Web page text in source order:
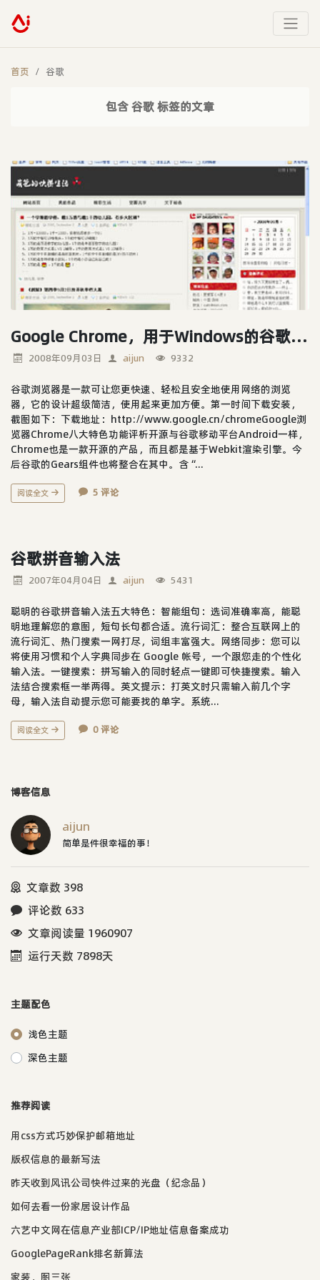
首页 谷歌
包含 谷歌 标签的文章
Google Chrome，用于Windows的谷歌浏览器
2008年09月03日 aijun 9332
谷歌浏览器是一款可让您更快速、轻松且安全地使用网络的浏览
器，它的设计超级简洁，使用起来更加方便。第一时间下载安装，
截图如下：下载地址：http://www.google.cn/chromeGoogle浏
览器Chrome八大特色功能评析开源与谷歌移动平台Android一样，
Chrome也是一款开源的产品，而且都是基于Webkit渲染引擎。今
后谷歌的Gears组件也将整合在其中。含“...
阅读全文 5 评论
谷歌拼音输入法
2007年04月04日 aijun 5431
聪明的谷歌拼音输入法五大特色：智能组句：选词准确率高，能聪
明地理解您的意图，短句长句都合适。流行词汇：整合互联网上的
流行词汇、热门搜索一网打尽，词组丰富强大。网络同步：您可以
将使用习惯和个人字典同步在 Google 帐号，一个跟您走的个性化
输入法。一键搜索：拼写输入的同时轻点一键即可快捷搜索。输入
法结合搜索框一举两得。英文提示：打英文时只需输入前几个字
母，输入法自动提示您可能要找的单字。系统...
阅读全文 0 评论
博客信息
aijun
简单是件很幸福的事！
文章数 398
评论数 633
文章阅读量 1960907
运行天数 7898天
主题配色
浅色主题
深色主题
推荐阅读
用css方式巧妙保护邮箱地址
版权信息的最新写法
昨天收到风讯公司快件过来的光盘（纪念品）
如何去看一份家居设计作品
六艺中文网在信息产业部ICP/IP地址信息备案成功
GooglePageRank排名新算法
家装，图三张